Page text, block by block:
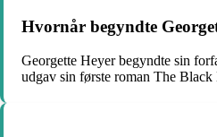
Hvornår begyndte
Georgette Heyer begyndte sin
udgav sin første roman The Black